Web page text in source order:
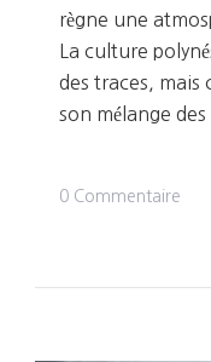
règne une
La culture
des traces, mais
son mélange
0 Commentaire